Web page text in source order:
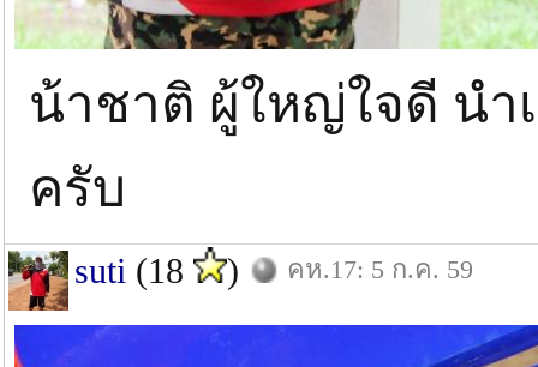
น้าชาติ ผู้ใหญ่ใจดี นำ
ครับ
suti (18 ) คห.17: 5 ก.ค. 59